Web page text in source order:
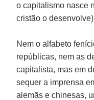
o capitalismo nasce
cristão o
Nem o alfabeto
repúblicas, nem as
capitalista, mas em
sequer a imprensa
alemãs e chinesas,